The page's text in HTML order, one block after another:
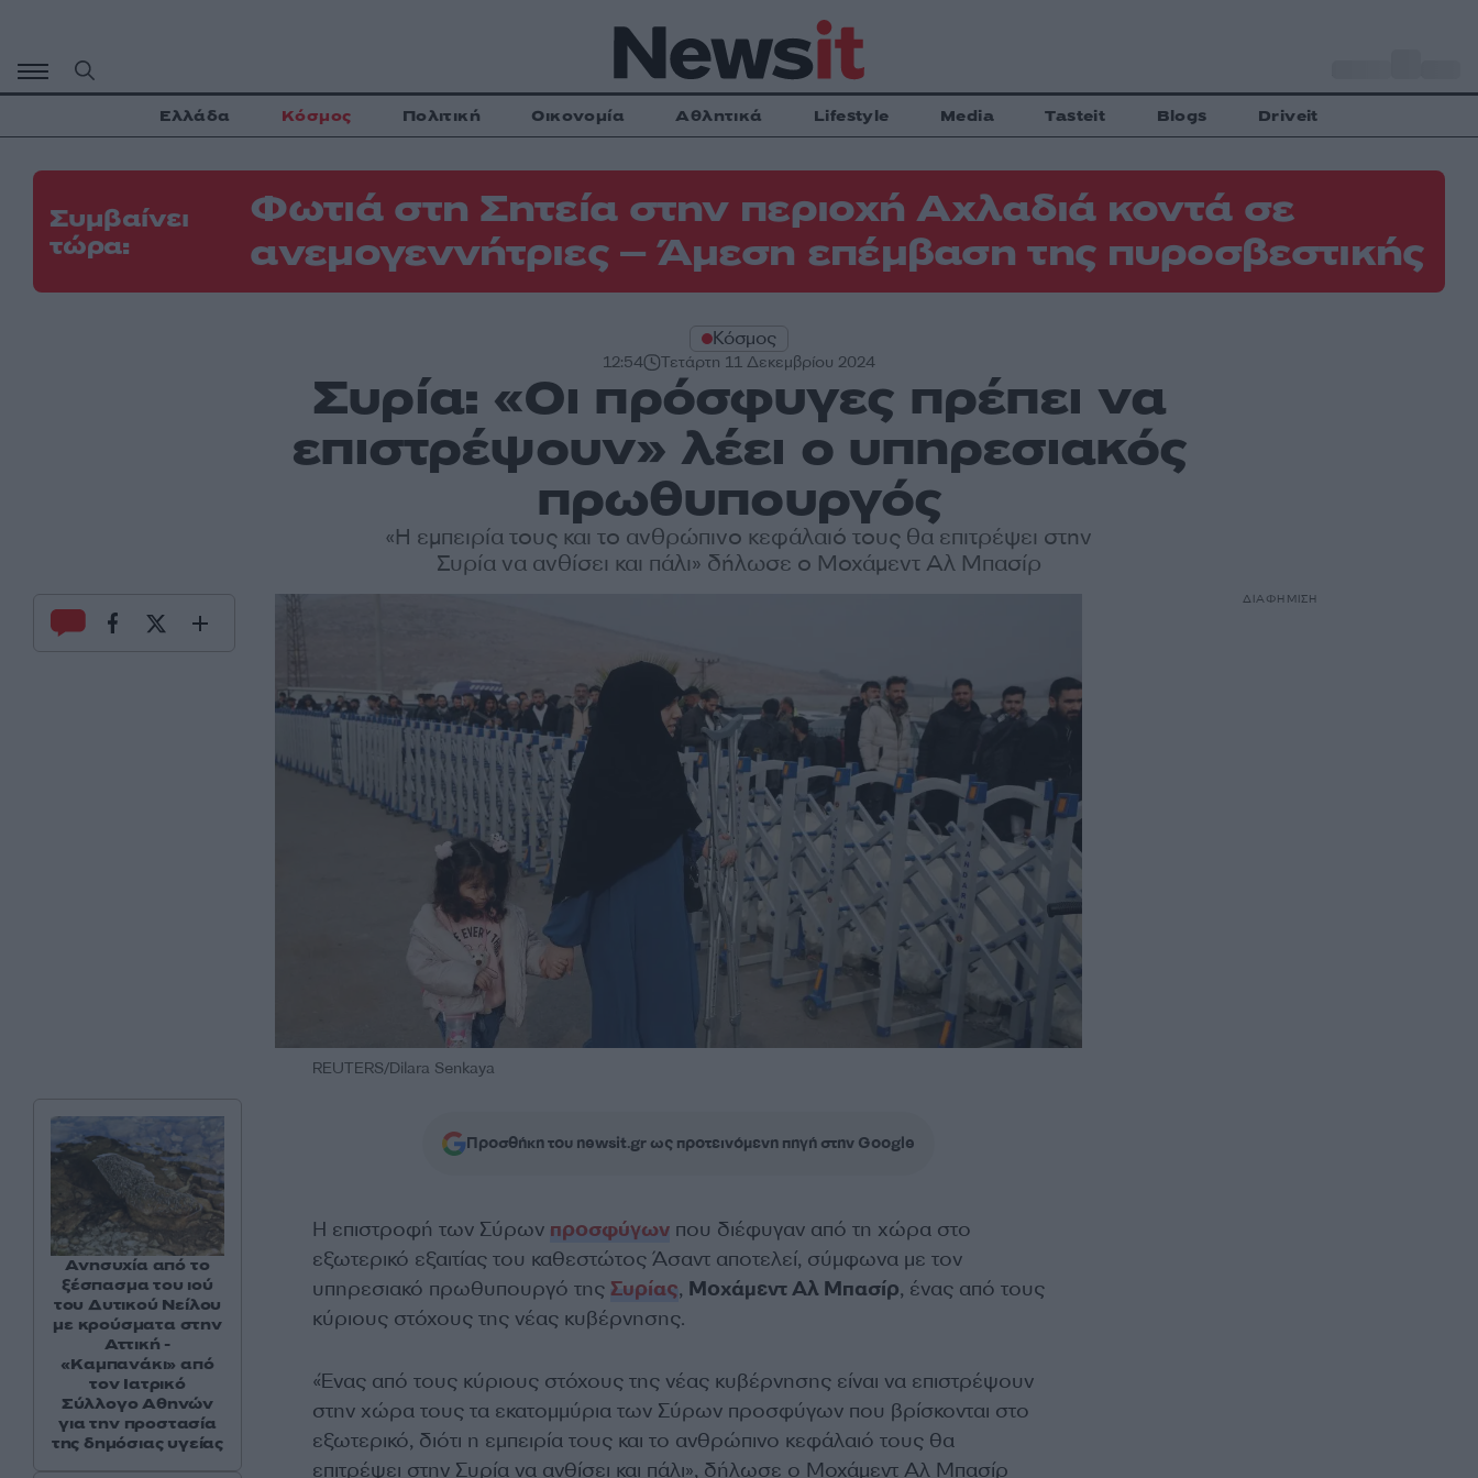
περιεχόμενο
Ελλάδα Κόσμος Πολιτική Οικονομία Αθλητικά Lifestyle Media Tasteit Blogs Driveit
Συμβαίνει
τώρα:
Φωτιά στη Σητεία στην περιοχή Αχλαδιά κοντά σε
ανεμογεννήτριες – Άμεση επέμβαση της πυροσβεστικής
Κόσμος
12:54 Τετάρτη 11 Δεκεμβρίου 2024
Συρία: «Oι πρόσφυγες πρέπει να
επιστρέψουν» λέει ο υπηρεσιακός
πρωθυπουργός
«Η εμπειρία τους και το ανθρώπινο κεφάλαιό τους θα επιτρέψει στην
Συρία να ανθίσει και πάλι» δήλωσε ο Μοχάμεντ Αλ Μπασίρ
REUTERS/Dilara Senkaya
Προσθήκη του newsit.gr ως προτεινόμενη πηγή στην Google
Η επιστροφή των Σύρων προσφύγωνπου διέφυγαν από τη χώρα στο
εξωτερικό εξαιτίας του καθεστώτος Άσαντ αποτελεί, σύμφωνα με τον
υπηρεσιακό πρωθυπουργό της Συρίας, Μοχάμεντ Αλ Μπασίρ, ένας από τους
κύριους στόχους της νέας κυβέρνησης.
«Ένας από τους κύριους στόχους της νέας κυβέρνησης είναι να επιστρέψουν
στην χώρα τους τα εκατομμύρια των Σύρων προσφύγων που βρίσκονται στο
εξωτερικό, διότι η εμπειρία τους και το ανθρώπινο κεφάλαιό τους θα
επιτρέψει στην Συρία να ανθίσει και πάλι», δήλωσε ο Μοχάμεντ Αλ Μπασίρ
Ανησυχία από το
ξέσπασμα του ιού
του Δυτικού Νείλου
με κρούσματα στην
Αττική -
«Καμπανάκι» από
τον Ιατρικό
Σύλλογο Αθηνών
για την προστασία
της δημόσιας υγείας
ΔΙΑΦΗΜΙΣΗ